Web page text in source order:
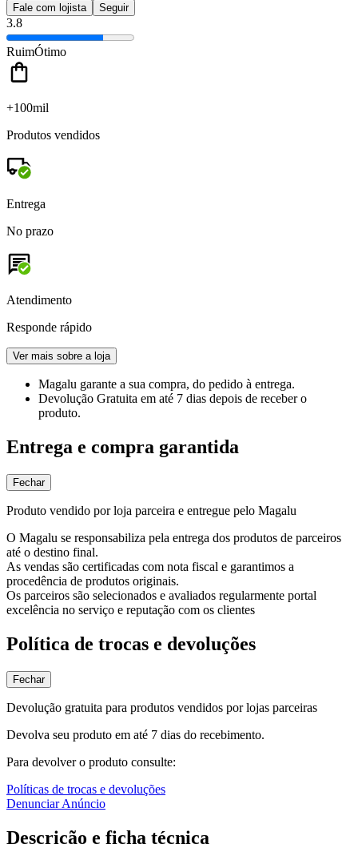
Fale com lojista Seguir
3.8
RuimÓtimo
+100mil
Produtos vendidos
Entrega
No prazo
Atendimento
Responde rápido
Ver mais sobre a loja
Magalu garante a sua compra, do pedido à entrega.
Devolução Gratuita em até 7 dias depois de receber o
produto.
Entrega e compra garantida
Fechar
Produto vendido por loja parceira e entregue pelo Magalu
O Magalu se responsabiliza pela entrega dos produtos de parceiros
até o destino final.
As vendas são certificadas com nota fiscal e garantimos a
procedência de produtos originais.
Os parceiros são selecionados e avaliados regularmente portal
excelência no serviço e reputação com os clientes
Política de trocas e devoluções
Fechar
Devolução gratuita para produtos vendidos por lojas parceiras
Devolva seu produto em até 7 dias do recebimento.
Para devolver o produto consulte:
Políticas de trocas e devoluções
Denunciar Anúncio
Descrição e ficha técnica